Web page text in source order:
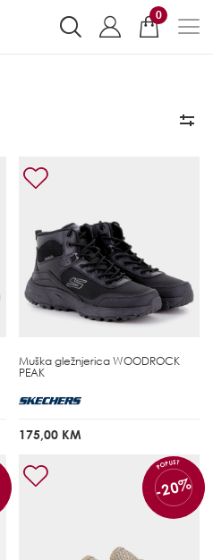
0
Muška gležnjerica WOODROCK
PEAK
175,00 KM
POPUST
-20%